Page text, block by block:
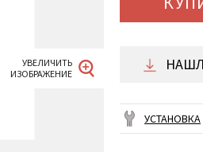
УСТАНОВКА